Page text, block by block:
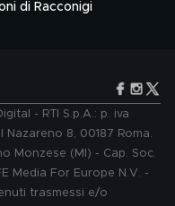
di Racconigi
- RTI S.p.A.: p. iva
8, 00187 Roma.
Monzese (MI) - Cap. Soc.
Media For Europe N.V. -
trasmessi e/o